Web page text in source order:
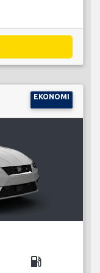
EKONOMI
local_gas_station